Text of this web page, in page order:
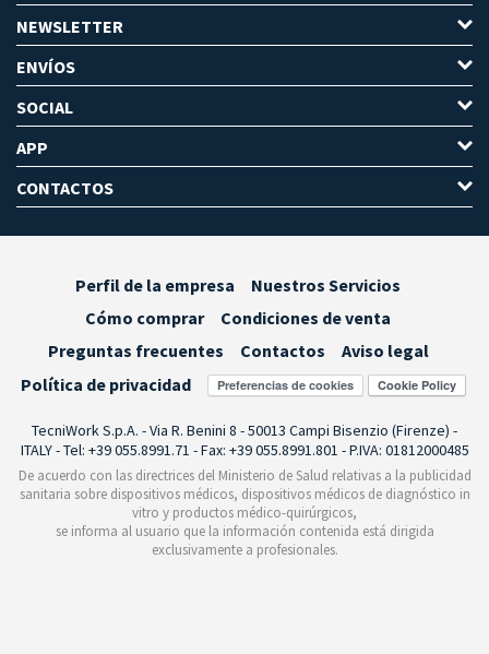
NEWSLETTER
ENVÍOS
SOCIAL
APP
CONTACTOS
Perfil de la empresa
Nuestros Servicios
Cómo comprar
Condiciones de venta
Preguntas frecuentes
Contactos
Aviso legal
Política de privacidad
Preferencias de cookies
TecniWork S.p.A. - Via R. Benini 8 - 50013 Campi Bisenzio (Firenze) -
ITALY - Tel: +39 055.8991.71 - Fax: +39 055.8991.801 - P.IVA: 01812000485
De acuerdo con las directrices del Ministerio de Salud relativas a la publicidad
sanitaria sobre dispositivos médicos, dispositivos médicos de diagnóstico in
vitro y productos médico-quirúrgicos,
se informa al usuario que la información contenida está dirigida
exclusivamente a profesionales.